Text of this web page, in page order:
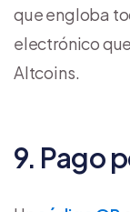
que engloba
electrónico
Altcoins.
9. Pago